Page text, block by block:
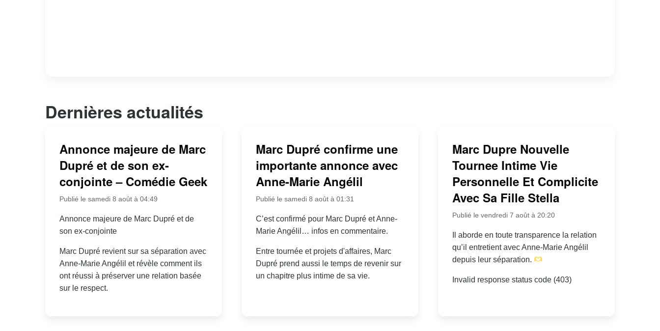
Dernières actualités
Annonce majeure de Marc
Dupré et de son ex-
conjointe – Comédie Geek
Publié le samedi 8 août à 04:49
Annonce majeure de Marc Dupré et de
son ex-conjointe
Marc Dupré revient sur sa séparation avec
Anne-Marie Angélil et révèle comment ils
ont réussi à préserver une relation basée
sur le respect.
Marc Dupré confirme une
importante annonce avec
Anne-Marie Angélil
Publié le samedi 8 août à 01:31
C’est confirmé pour Marc Dupré et Anne-
Marie Angélil… infos en commentaire.
Entre tournée et projets d'affaires, Marc
Dupré prend aussi le temps de revenir sur
un chapitre plus intime de sa vie.
Marc Dupre Nouvelle
Tournee Intime Vie
Personnelle Et Complicite
Avec Sa Fille Stella
Publié le vendredi 7 août à 20:20
Il aborde en toute transparence la relation
qu’il entretient avec Anne-Marie Angélil
depuis leur séparation.
Invalid response status code (403)